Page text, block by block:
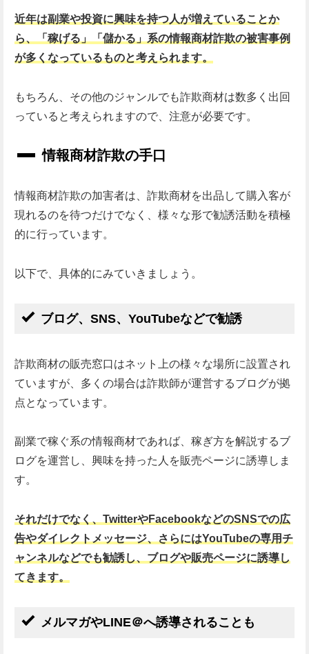
近年は副業や投資に興味を持つ人が増えていることか
ら、「稼げる」「儲かる」系の情報商材詐欺の被害事例
が多くなっているものと考えられます。
もちろん、その他のジャンルでも詐欺商材は数多く出回
っていると考えられますので、注意が必要です。
情報商材詐欺の手口
情報商材詐欺の加害者は、詐欺商材を出品して購入客が
現れるのを待つだけでなく、様々な形で勧誘活動を積極
的に行っています。
以下で、具体的にみていきましょう。
ブログ、SNS、YouTubeなどで勧誘
詐欺商材の販売窓口はネット上の様々な場所に設置され
ていますが、多くの場合は詐欺師が運営するブログが拠
点となっています。
副業で稼ぐ系の情報商材であれば、稼ぎ方を解説するブ
ログを運営し、興味を持った人を販売ページに誘導しま
す。
それだけでなく、TwitterやFacebookなどのSNSでの広
告やダイレクトメッセージ、さらにはYouTubeの専用チ
ャンネルなどでも勧誘し、ブログや販売ページに誘導し
てきます。
メルマガやLINE＠へ誘導されることも